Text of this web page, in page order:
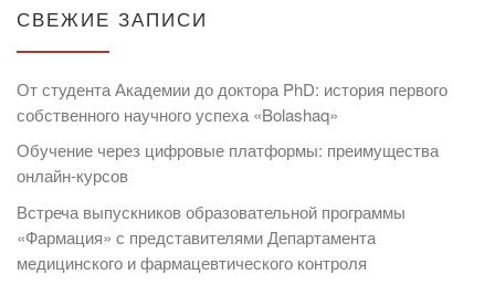
СВЕЖИЕ ЗАПИСИ
От студента Академии до доктора PhD: история первого
собственного научного успеха «Bolashaq»
Обучение через цифровые платформы: преимущества
онлайн-курсов
Встреча выпускников образовательной программы
«Фармация» с представителями Департамента
медицинского и фармацевтического контроля